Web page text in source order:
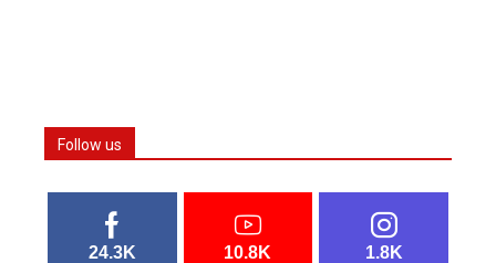
Follow us
24.3K 10.8K 1.8K